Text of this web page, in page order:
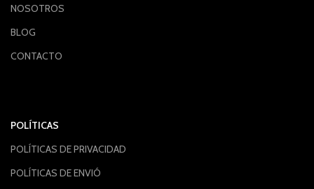
NOSOTROS
BLOG
CONTACTO
POLÍTICAS
POLÍTICAS DE PRIVACIDAD
POLÍTICAS DE ENVIÓ